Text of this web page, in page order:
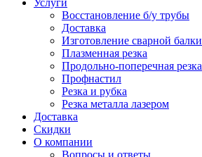
Услуги
Восстановление б/у трубы
Доставка
Изготовление сварной балки
Плазменная резка
Продольно-поперечная резка
Профнастил
Резка и рубка
Резка металла лазером
Доставка
Скидки
О компании
Вопросы и ответы